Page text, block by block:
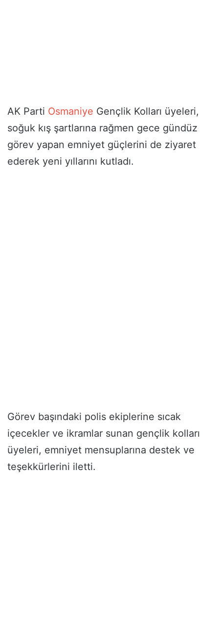
AK Parti Osmaniye Gençlik Kolları üyeleri,
soğuk kış şartlarına rağmen gece gündüz
görev yapan emniyet güçlerini de ziyaret
ederek yeni yıllarını kutladı.
Görev başındaki polis ekiplerine sıcak
içecekler ve ikramlar sunan gençlik kolları
üyeleri, emniyet mensuplarına destek ve
teşekkürlerini iletti.